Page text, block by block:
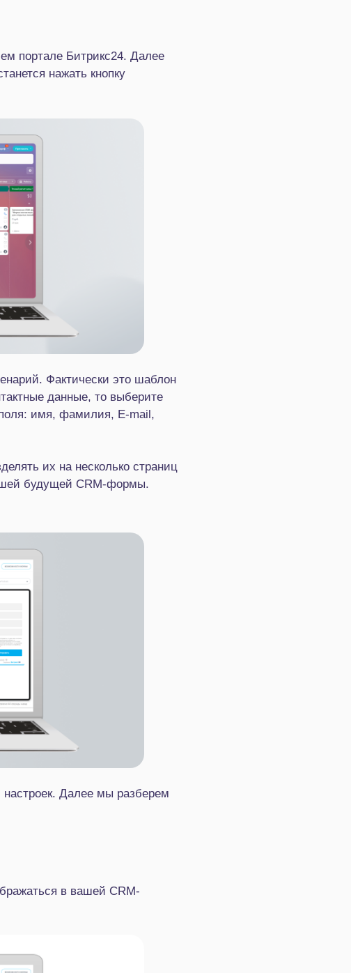
Фактически это шаблон
данные, то выберите
имя, фамилия, E-mail,
их на несколько страниц
будущей CRM-формы.
портале Битрикс24. Далее
нажать кнопку
настроек. Далее мы разберем
в вашей CRM-